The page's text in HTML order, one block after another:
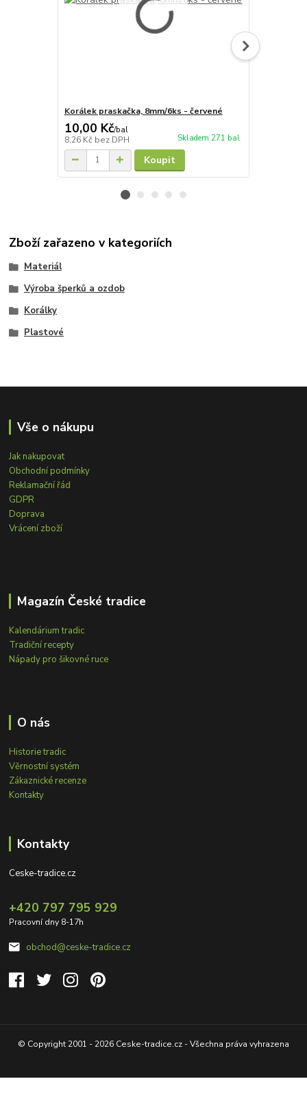
Korálek praskačka, 8mm/6ks - červené
10,00 Kč/bal
8,26 Kč bez DPH Skladem 271 bal
Koupit
Zboží zařazeno v kategoriích
Materiál
Výroba šperků a ozdob
Korálky
Plastové
Vše o nákupu
Jak nakupovat
Obchodní podmínky
Reklamační řád
GDPR
Doprava
Vrácení zboží
Magazín České tradice
Kalendárium tradic
Tradiční recepty
Nápady pro šikovné ruce
O nás
Historie tradic
Věrnostní systém
Zákaznické recenze
Kontakty
Kontakty
Ceske-tradice.cz
+420 797 795 929
Pracovní dny 8-17h
obchod@ceske-tradice.cz
© Copyright 2001 - 2026 Ceske-tradice.cz - Všechna práva vyhrazena